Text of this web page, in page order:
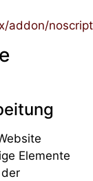
addon/
Elemente